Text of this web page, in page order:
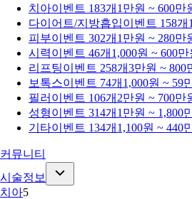
치아이벤트 183개 1만원 ~ 600만
다이어트/지방흡입이벤트 158개
피부이벤트 302개 1만원 ~ 280만
시력이벤트 46개 1,000원 ~ 600만
리프팅이벤트 258개3만원 ~ 800
보톡스이벤트 74개 1,000원 ~ 59
필러 이벤트 106개 2만원 ~ 700만
성형이벤트 314개 1만원 ~ 1,800
기타이벤트 134개 1,100원 ~ 440
커뮤니티
시술정보
치아5